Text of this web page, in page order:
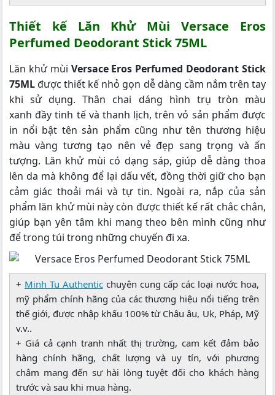
Thiết kế Lăn Khử Mùi Versace Eros
Perfumed Deodorant Stick 75ML
Lăn khử mùi Versace Eros Perfumed Deodorant Stick
75MLđược thiết kế nhỏ gọn dễ dàng cầm nắm trên tay
khi sử dụng. Thân chai dáng hình trụ tròn màu
xanh đầy tinh tế và thanh lịch, trên vỏ sản phẩm được
in nổi bật tên sản phẩm cũng như tên thương hiệu
màu vàng tương tạo nên vẻ đẹp sang trọng và ấn
tượng. Lăn khử mùi có dạng sáp, giúp dễ dàng thoa
lên da mà không để lại dấu vết, đồng thời giữ cho bạn
cảm giác thoải mái và tự tin. Ngoài ra, nắp của sản
phẩm lăn khử mùi này còn được thiết kế rất chắc chắn,
giúp bạn yên tâm khi mang theo bên mình cũng như
để trong túi trong những chuyến đi xa.
+ Minh Tu Authenticchuyên cung cấp các loại nước hoa,
mỹ phẩm chính hãng của các thương hiệu nổi tiếng trên
thế giới, được nhập khấu 100% từ Châu âu, Uk, Pháp, Mỹ
v.v..
+ Giá cả cạnh tranh nhất thị trường, cam kết đảm bảo
hàng chính hãng, chất lượng và uy tín, với phương
châm mang đến sự hài lòng tuyệt đối cho khách hàng
trước và sau khi mua hàng.